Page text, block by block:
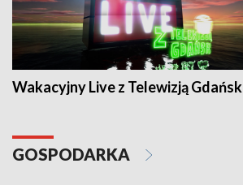
Wakacyjny Live z Telewizją Gdańsk
GOSPODARKA